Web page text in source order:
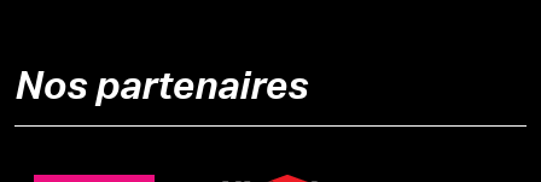
Nos partenaires